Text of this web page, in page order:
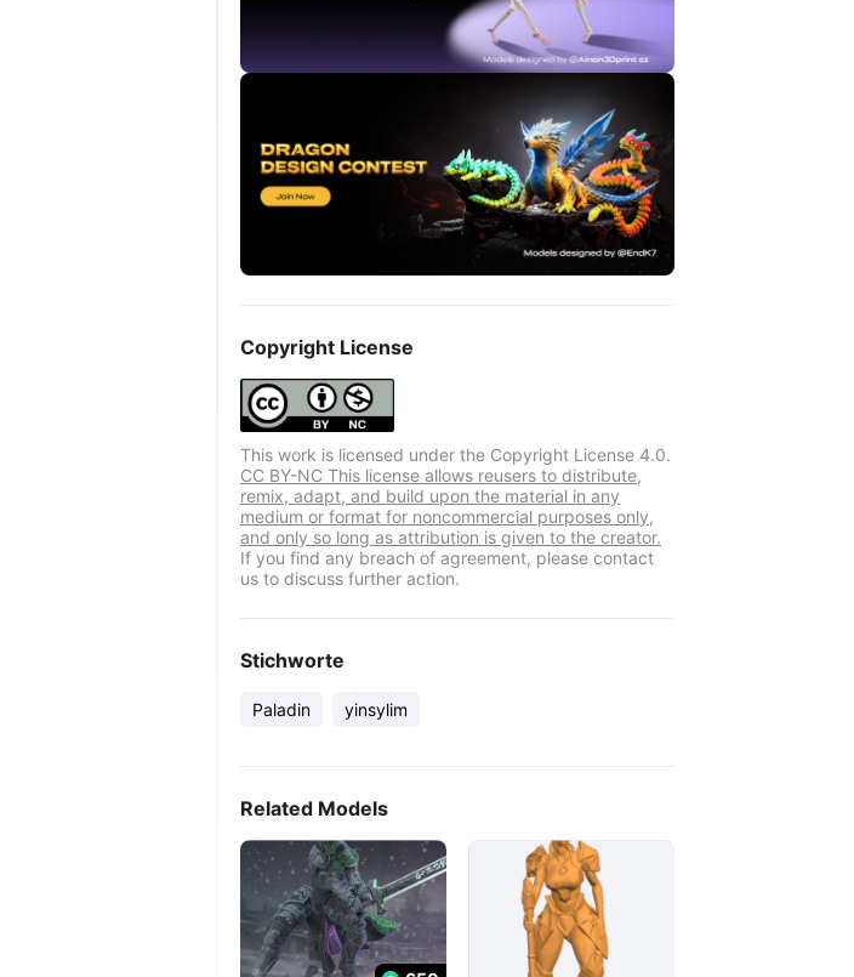
Copyright License
This work is licensed under the Copyright License 4.0.
CC BY-NC This license allows reusers to distribute,
remix, adapt, and build upon the material in any
medium or format for noncommercial purposes only,
and only so long as attribution is given to the creator.
If you find any breach of agreement, please contact
us to discuss further action.
Stichworte
Paladin yinsylim
Related Models